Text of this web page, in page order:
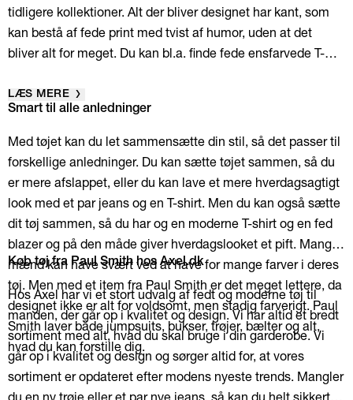
tidligere kollektioner. Alt der bliver designet har kant, som
kan bestå af fede print med tvist af humor, uden at det
bliver alt for meget. Du kan bl.a. finde fede ensfarvede T-
hvad der bliver designet, er ikke bare tøj. Kollektionerne
består også af forskellige accessories og sko. Både tøj, sko
og accessories henvender sig til den moderne mand, som
ikke er bange for at skille sig ud fra alle andre. Det betyder,
at produkterne kan findes både i high-end på den moderne
catwalk og i bylivet hos mange forskellige
befolkningsgrupper.
LÆS MERE
Smart til alle anledninger
Med tøjet kan du let sammensætte din stil, så det passer til
forskellige anledninger. Du kan sætte tøjet sammen, så du
er mere afslappet, eller du kan lave et mere hverdagsagtigt
look med et par jeans og en T-shirt. Men du kan også sætte
dit tøj sammen, så du har og en moderne T-shirt og en fed
blazer og på den måde giver hverdagslooket et pift. Mange
mænd kan have svært ved at have for mange farver i deres
tøj. Men med et item fra Paul Smith er det meget lettere, da
designet ikke er alt for voldsomt, men stadig farverigt. Paul
Smith laver både jumpsuits, bukser, trøjer, bælter og alt,
hvad du kan forstille dig.
Køb tøj fra Paul Smith hos Axel.dk
Hos Axel har vi et stort udvalg af fedt og moderne tøj til
manden, der går op i kvalitet og design. Vi har altid et bredt
sortiment med alt, hvad du skal bruge i din garderobe. Vi
går op i kvalitet og design og sørger altid for, at vores
sortiment er opdateret efter modens nyeste trends. Mangler
du en ny trøje eller et par nye jeans, så kan du helt sikkert